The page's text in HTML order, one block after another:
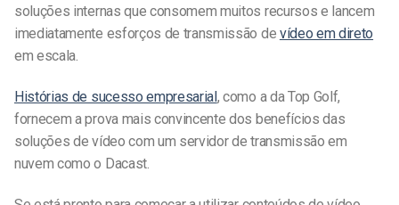
soluções internas que consomem muitos recursos e lancem
imediatamente esforços de transmissão de vídeo em direto
em escala.
Histórias de sucesso empresarial , como a da Top Golf,
fornecem a prova mais convincente dos benefícios das
soluções de vídeo com um servidor de transmissão em
nuvem como o Dacast.